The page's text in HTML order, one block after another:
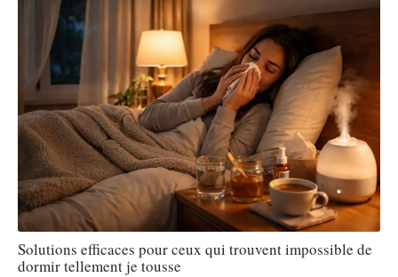
Solutions efficaces pour ceux qui trouvent impossible de
dormir tellement je tousse